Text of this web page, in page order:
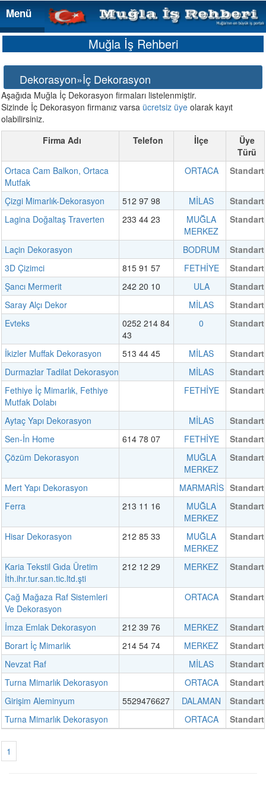
Menü
Menü
Muğla İş Rehberi
Dekorasyon»İç Dekorasyon
Aşağıda Muğla İç Dekorasyon firmaları listelenmiştir.
Sizinde İç Dekorasyon firmanız varsa ücretsiz üye olarak kayıt
olabilirsiniz.
Firma Adı
Telefon İlçe
Üye
Türü
Ortaca Cam Balkon, Ortaca
Mutfak
ORTACA Standart
Çizgi Mimarlık-Dekorasyon 512 97 98 MİLAS
Standart
Lagina Doğaltaş Traverten
233 44 23
MUĞLA
MERKEZ
Standart
Laçin Dekorasyon BODRUM
Standart
3D Çizimci
815 91 57 FETHİYE
Standart
Şancı Mermerit
242 20 10 ULA
Standart
Saray Alçı Dekor
MİLAS
Standart
Evteks
0252 214 84
43
0 Standart
İkizler Muffak Dekorasyon 513 44 45 MİLAS
Standart
Durmazlar Tadilat Dekorasyon
MİLAS
Standart
Fethiye İç Mimarlık, Fethiye
Mutfak Dolabı
FETHİYE Standart
Aytaç Yapı Dekorasyon MİLAS
Standart
Sen-İn Home
614 78 07 FETHİYE
Standart
Çözüm Dekorasyon
MUĞLA
MERKEZ
Standart
Mert Yapı Dekorasyon MARMARİS Standart
Ferra
213 11 16
MUĞLA
MERKEZ
Standart
Hisar Dekorasyon 212 85 33
MUĞLA
MERKEZ
Standart
Karia Tekstil Gıda Üretim
İth.ihr.tur.san.tic.ltd.şti
212 12 29 MERKEZ Standart
Çağ Mağaza Raf Sistemleri
Ve Dekorasyon
ORTACA Standart
İmza Emlak Dekorasyon 212 39 76 MERKEZ
Standart
Borart İç Mimarlık
214 54 74 MERKEZ
Standart
Nevzat Raf
MİLAS
Standart
Turna Mimarlık Dekorasyon
ORTACA
Standart
Girişim Aleminyum
5529476627 DALAMAN
Standart
Turna Mimarlık Dekorasyon
ORTACA Standart
1